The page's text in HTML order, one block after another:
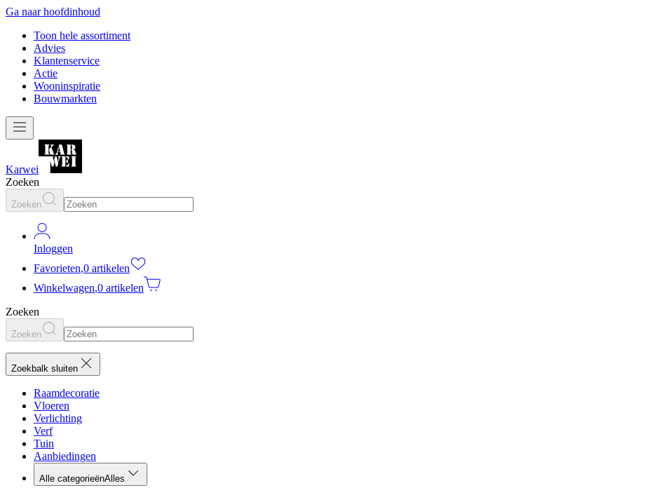
Ga naar hoofdinhoud
Toon hele assortiment
Advies
Klantenservice
Actie
Wooninspiratie
Bouwmarkten
Karwei
Zoeken
Zoeken
Inloggen
Favorieten,0 artikelen
Winkelwagen,0 artikelen
Zoeken
Zoeken
Zoekbalk sluiten
Raamdecoratie
Vloeren
Verlichting
Verf
Tuin
Aanbiedingen
Alle categorieënAlles